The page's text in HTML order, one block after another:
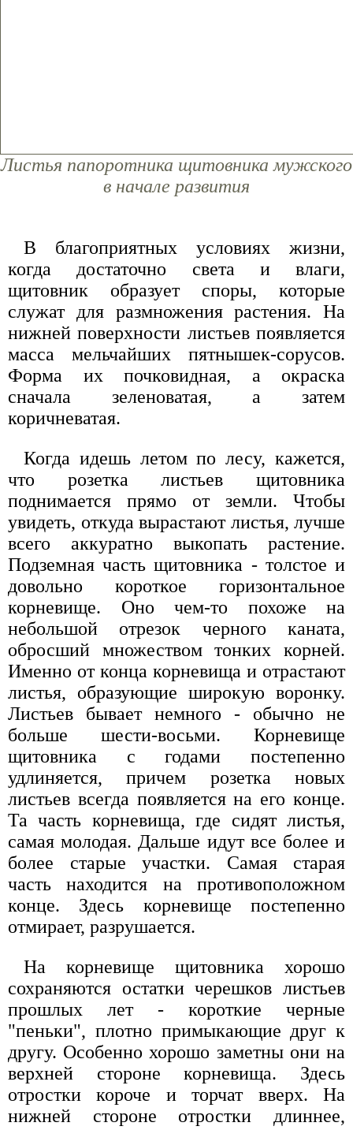
Листья папоротника щитовника мужского
в начале развития
В благоприятных условиях жизни,
когда достаточно света и влаги,
щитовник образует споры, которые
служат для размножения растения. На
нижней поверхности листьев появляется
масса мельчайших пятнышек-сорусов.
Форма их почковидная, а окраска
сначала зеленоватая, а затем
коричневатая.
Когда идешь летом по лесу, кажется,
что розетка листьев щитовника
поднимается прямо от земли. Чтобы
увидеть, откуда вырастают листья, лучше
всего аккуратно выкопать растение.
Подземная часть щитовника - толстое и
довольно короткое горизонтальное
корневище. Оно чем-то похоже на
небольшой отрезок черного каната,
обросший множеством тонких корней.
Именно от конца корневища и отрастают
листья, образующие широкую воронку.
Листьев бывает немного - обычно не
больше шести-восьми. Корневище
щитовника с годами постепенно
удлиняется, причем розетка новых
листьев всегда появляется на его конце.
Та часть корневища, где сидят листья,
самая молодая. Дальше идут все более и
более старые участки. Самая старая
часть находится на противоположном
конце. Здесь корневище постепенно
отмирает, разрушается.
На корневище щитовника хорошо
сохраняются остатки черешков листьев
прошлых лет - короткие черные
"пеньки", плотно примыкающие друг к
другу. Особенно хорошо заметны они на
верхней стороне корневища. Здесь
отростки короче и торчат вверх. На
нижней стороне отростки длиннее,